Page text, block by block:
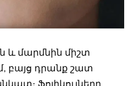
և մարմնին միշտ
բայց դրանք շատ
Ֆոլիկուլները